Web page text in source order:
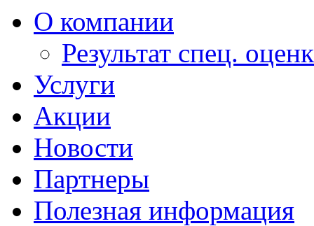
О компании
Результат спец.
Услуги
Акции
Новости
Партнеры
Полезная информация